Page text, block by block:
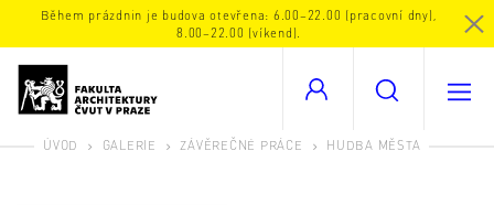
Během prázdnin je budova otevřena: 6.00–22.00 (pracovní dny),
8.00–22.00 (víkend).
ÚVOD GALERIE ZÁVĚREČNÉ PRÁCE HUDBA MĚSTA